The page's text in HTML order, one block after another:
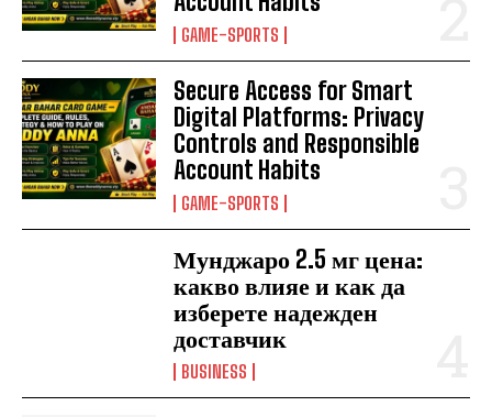
GAME-SPORTS
Secure Access for Smart
Digital Platforms: Privacy
Controls and Responsible
Account Habits
GAME-SPORTS
Мунджаро 2.5 мг цена:
какво влияе и как да
изберете надежден
доставчик
BUSINESS